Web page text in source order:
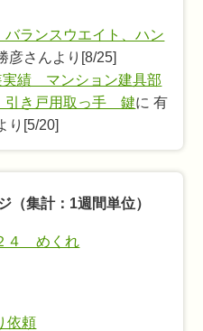
ランスウエイト、ハン
彦さんより[8/25]
実績 マンション建具部
き戸用取っ手 鍵に 有
り[5/20]
（集計：1週間単位）
４ めくれ
依頼